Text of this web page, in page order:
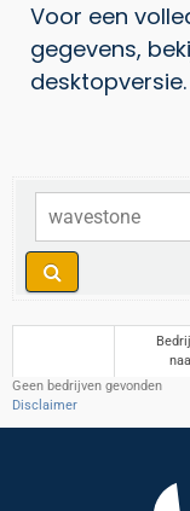
Voor een
gegevens,
desktopversie.
Geen bedrijven gevonden
Disclaimer